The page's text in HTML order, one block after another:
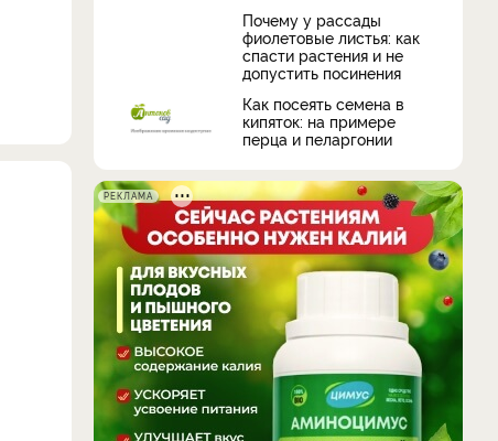
Почему у рассады
фиолетовые листья: как
спасти растения и не
допустить посинения
Как посеять семена в
кипяток: на примере
перца и пеларгонии
РЕКЛАМА